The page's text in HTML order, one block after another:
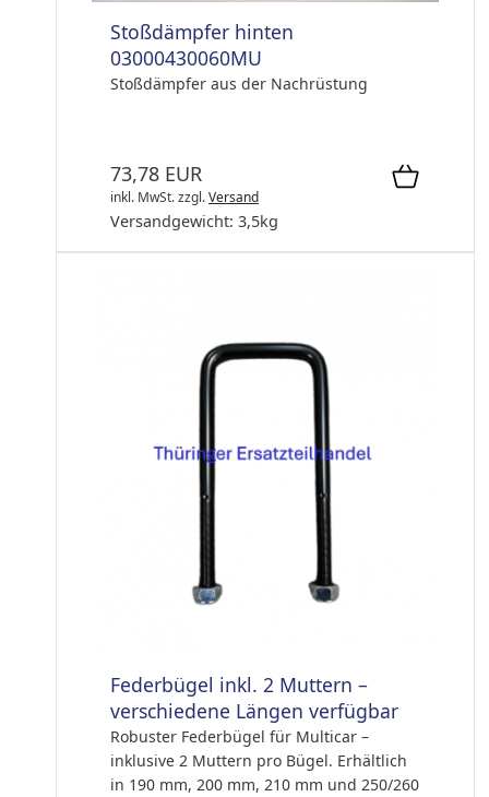
Stoßdämpfer hinten
03000430060MU
Stoßdämpfer aus der Nachrüstung
73,78 EUR
inkl. MwSt.zzgl.Versand
Versandgewicht: 3,5kg
Federbügel inkl. 2 Muttern –
verschiedene Längen verfügbar
Robuster Federbügel für Multicar –
inklusive 2 Muttern pro Bügel. Erhältlich
in 190 mm, 200 mm, 210 mm und 250/260